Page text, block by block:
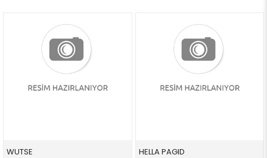
HELLA PAGID